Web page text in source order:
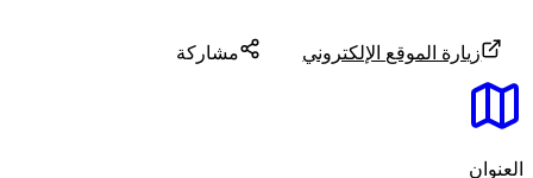
زيارة الموقع الإلكتروني مشاركة
العنوان